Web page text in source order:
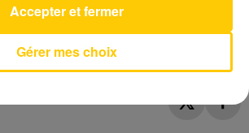
Gérer mes choix
Accepter et fermer